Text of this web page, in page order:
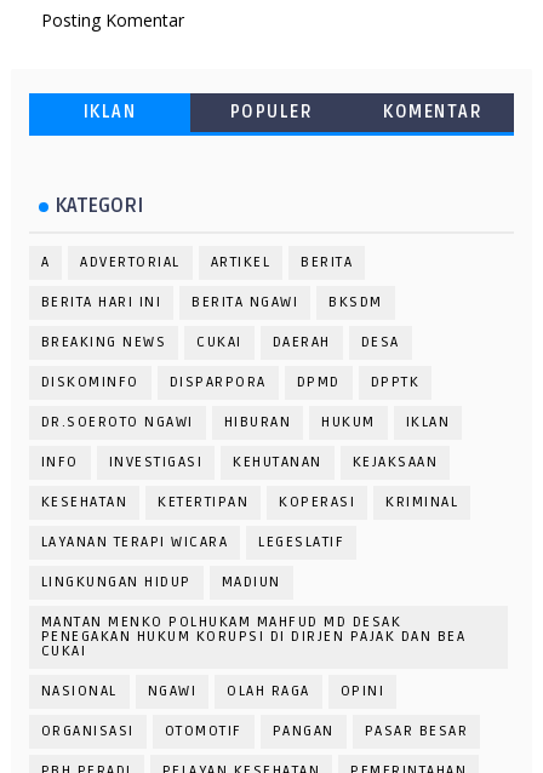
Posting Komentar
IKLAN POPULER KOMENTAR
KATEGORI
A ADVERTORIAL ARTIKEL BERITA
BERITA HARI INI BERITA NGAWI BKSDM
BREAKING NEWS CUKAI DAERAH DESA
DISKOMINFO DISPARPORA DPMD DPPTK
DR.SOEROTO NGAWI HIBURAN HUKUM IKLAN
INFO INVESTIGASI KEHUTANAN KEJAKSAAN
KESEHATAN KETERTIPAN KOPERASI KRIMINAL
LAYANAN TERAPI WICARA LEGESLATIF
LINGKUNGAN HIDUP MADIUN
MANTAN MENKO POLHUKAM MAHFUD MD DESAK
PENEGAKAN HUKUM KORUPSI DI DIRJEN PAJAK DAN BEA
CUKAI
NASIONAL NGAWI OLAH RAGA OPINI
ORGANISASI OTOMOTIF PANGAN PASAR BESAR